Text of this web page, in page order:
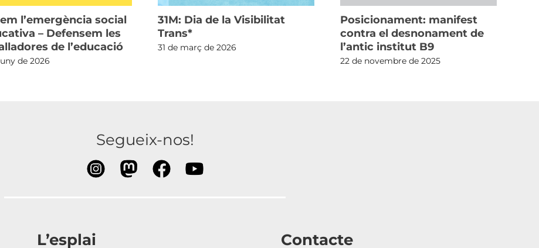
l’emergència social
– Defensem les
de l’educació
de 2026
31M: Dia de la Visibilitat
Trans*
31 de març de 2026
Posicionament: manifest
contra el desnonament de
l’antic institut B9
22 de novembre de 2025
Segueix-nos!
L’esplai Contacte